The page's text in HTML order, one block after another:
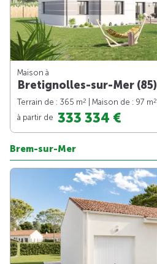
Maison à
Bretignolles-sur-Mer (85)
Terrain de : 365 m2 | Maison de : 97 m2
à partir de 333 334 €
Brem-sur-Mer